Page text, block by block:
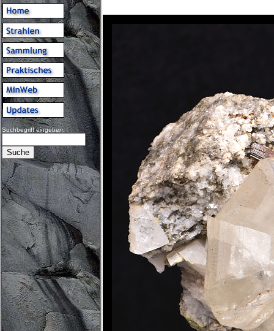
Suchbegriff eingeben: